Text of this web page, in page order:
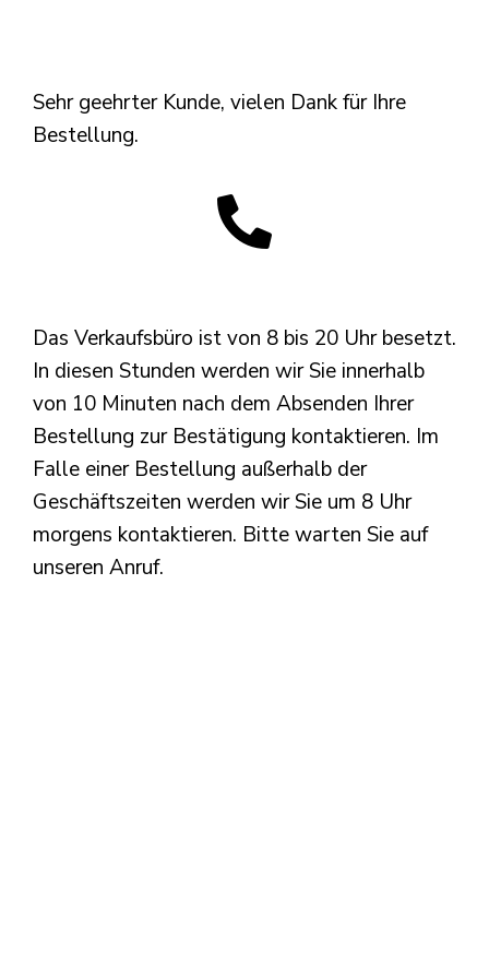
Sehr geehrter Kunde, vielen Dank für Ihre
Bestellung.
Das Verkaufsbüro ist von 8 bis 20 Uhr besetzt.
In diesen Stunden werden wir Sie innerhalb
von 10 Minuten nach dem Absenden Ihrer
Bestellung zur Bestätigung kontaktieren. Im
Falle einer Bestellung außerhalb der
Geschäftszeiten werden wir Sie um 8 Uhr
morgens kontaktieren. Bitte warten Sie auf
unseren Anruf.